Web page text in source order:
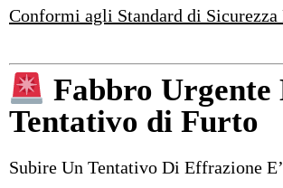
Conformi agli Standard di
Fabbro Urgente
Tentativo di Furto
Subire Un Tentativo Di Effrazione